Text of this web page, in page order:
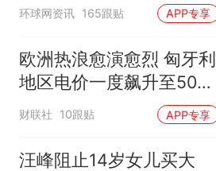
环球网资讯 165跟贴 APP专享
欧洲热浪愈演愈烈 匈牙利
地区电价一度飙升至500
欧元/兆瓦时
财联社 10跟贴 APP专享
汪峰阻止14岁女儿买大